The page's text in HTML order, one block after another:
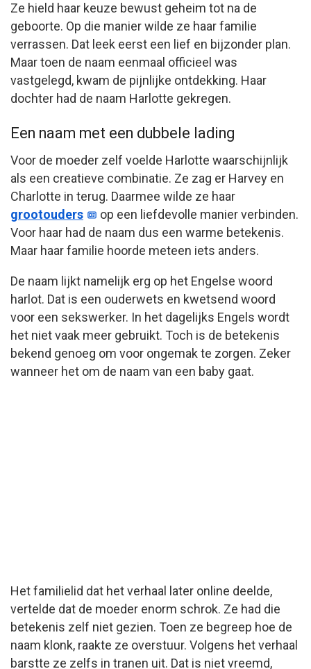
Ze hield haar keuze bewust geheim tot na de
geboorte. Op die manier wilde ze haar familie
verrassen. Dat leek eerst een lief en bijzonder plan.
Maar toen de naam eenmaal officieel was
vastgelegd, kwam de pijnlijke ontdekking. Haar
dochter had de naam Harlotte gekregen.
Een naam met een dubbele lading
Voor de moeder zelf voelde Harlotte waarschijnlijk
als een creatieve combinatie. Ze zag er Harvey en
Charlotte in terug. Daarmee wilde ze haar
grootouders
op een liefdevolle manier verbinden.
Voor haar had de naam dus een warme betekenis.
Maar haar familie hoorde meteen iets anders.
De naam lijkt namelijk erg op het Engelse woord
harlot. Dat is een ouderwets en kwetsend woord
voor een sekswerker. In het dagelijks Engels wordt
het niet vaak meer gebruikt. Toch is de betekenis
bekend genoeg om voor ongemak te zorgen. Zeker
wanneer het om de naam van een baby gaat.
Het familielid dat het verhaal later online deelde,
vertelde dat de moeder enorm schrok. Ze had die
betekenis zelf niet gezien. Toen ze begreep hoe de
naam klonk, raakte ze overstuur. Volgens het verhaal
barstte ze zelfs in tranen uit. Dat is niet vreemd,